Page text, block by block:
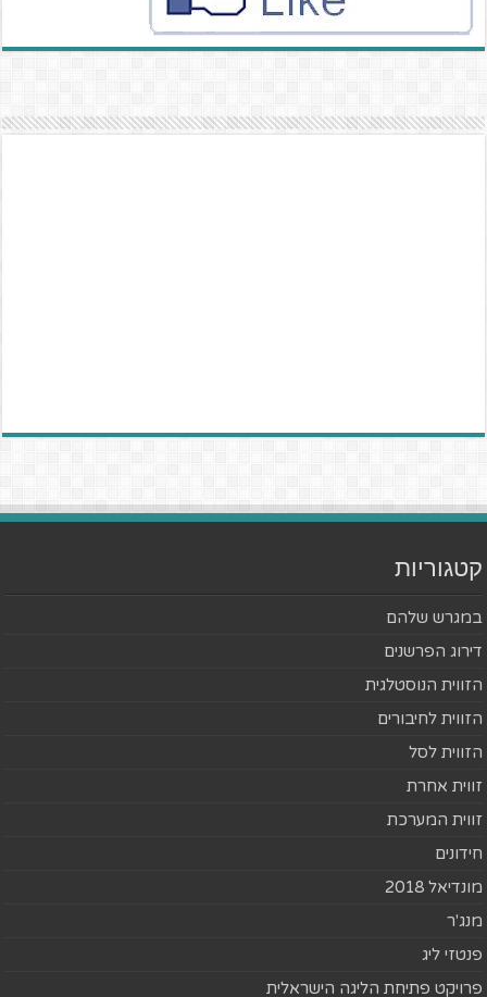
קטגוריות
במגרש שלהם
דירוג הפרשנים
הזווית הנוסטלגית
הזווית לחיבורים
הזווית לסל
זווית אחרת
זווית המערכת
חידונים
מונדיאל 2018
מנג'ר
פנטזי ליג
פרויקט פתיחת הליגה הישראלית